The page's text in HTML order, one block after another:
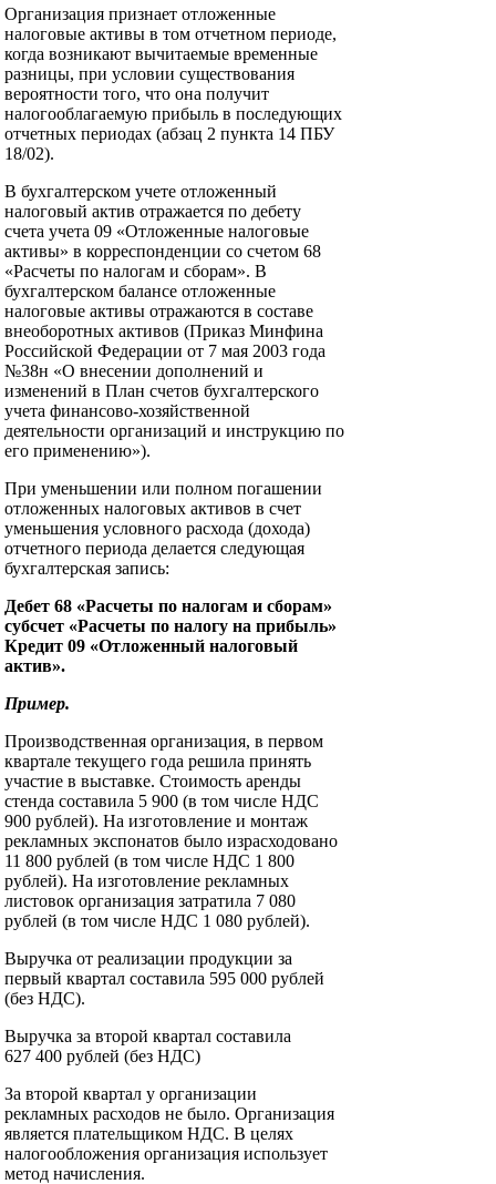
Организация признает отложенные
налоговые активы в том отчетном периоде,
когда возникают вычитаемые временные
разницы, при условии существования
вероятности того, что она получит
налогооблагаемую прибыль в последующих
отчетных периодах (абзац 2 пункта 14 ПБУ
18/02).
В бухгалтерском учете отложенный
налоговый актив отражается по дебету
счета учета 09 «Отложенные налоговые
активы» в корреспонденции со счетом 68
«Расчеты по налогам и сборам». В
бухгалтерском балансе отложенные
налоговые активы отражаются в составе
внеоборотных активов (Приказ Минфина
Российской Федерации от 7 мая 2003 года
№38н «О внесении дополнений и
изменений в План счетов бухгалтерского
учета финансово-хозяйственной
деятельности организаций и инструкцию по
его применению»).
При уменьшении или полном погашении
отложенных налоговых активов в счет
уменьшения условного расхода (дохода)
отчетного периода делается следующая
бухгалтерская запись:
Дебет 68 «Расчеты по налогам и сборам»
субсчет «Расчеты по налогу на прибыль»
Кредит 09 «Отложенный налоговый
актив».
Пример.
Производственная организация, в первом
квартале текущего года решила принять
участие в выставке. Стоимость аренды
стенда составила 5 900 (в том числе НДС
900 рублей). На изготовление и монтаж
рекламных экспонатов было израсходовано
11 800 рублей (в том числе НДС 1 800
рублей). На изготовление рекламных
листовок организация затратила 7 080
рублей (в том числе НДС 1 080 рублей).
Выручка от реализации продукции за
первый квартал составила 595 000 рублей
(без НДС).
Выручка за второй квартал составила
627 400 рублей (без НДС)
За второй квартал у организации
рекламных расходов не было. Организация
является плательщиком НДС. В целях
налогообложения организация использует
метод начисления.